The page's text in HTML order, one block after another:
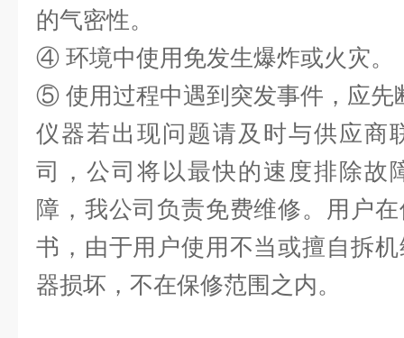
的气密性。
④ 环境中使用免发生爆炸或火灾。
⑤ 使用过程中遇到突发事件，应先
仪器若出现问题请及时与供应商
司，公司将以最快的速度排除故
障，我公司负责免费维修。用户
书，由于用户使用不当或擅自拆
器损坏，不在保修范围之内。